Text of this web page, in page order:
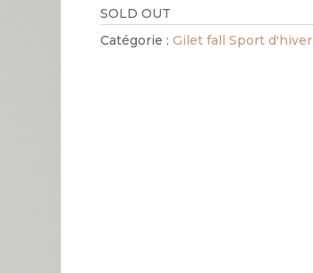
SOLD OUT
Catégorie : Gilet fall Sport d'hiver